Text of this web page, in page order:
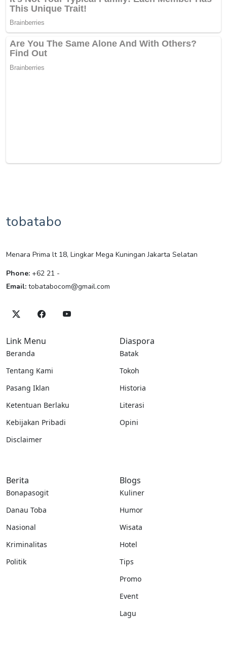
tobatabo
Menara Prima lt 18, Lingkar Mega Kuningan Jakarta Selatan
Phone: +62 21 -
Email: tobatabocom@gmail.com
Link Menu
Beranda
Tentang Kami
Pasang Iklan
Ketentuan Berlaku
Kebijakan Pribadi
Disclaimer
Diaspora
Batak
Tokoh
Historia
Literasi
Opini
Berita
Bonapasogit
Danau Toba
Nasional
Kriminalitas
Politik
Blogs
Kuliner
Humor
Wisata
Hotel
Tips
Promo
Event
Lagu